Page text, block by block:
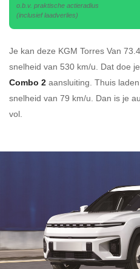
o.b.v. praktische actieradius
(inclusief laadverlies)
Je kan deze KGM Torres Van
snelheid van 530 km/u. Dat doe
Combo 2 aansluiting. Thuis
snelheid van 79 km/u. Dan is je
vol.